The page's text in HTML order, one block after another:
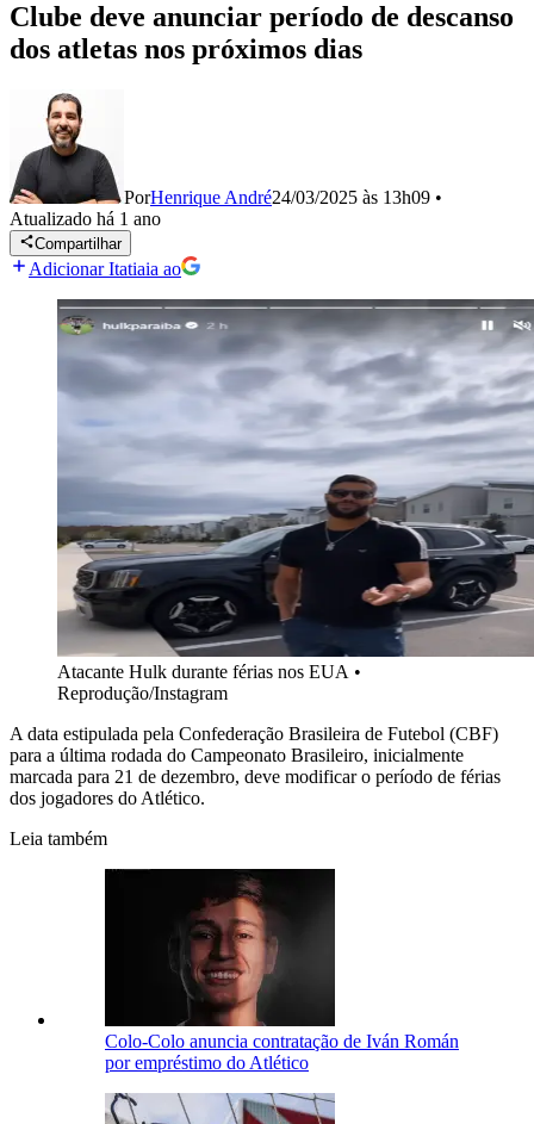
Clube deve anunciar período de descanso
dos atletas nos próximos dias
PorHenrique André24/03/2025 às 13h09 •
Atualizado há 1 ano
Compartilhar
Adicionar Itatiaia ao
Atacante Hulk durante férias nos EUA •
Reprodução/Instagram
A data estipulada pela Confederação Brasileira de Futebol (CBF)
para a última rodada do Campeonato Brasileiro, inicialmente
marcada para 21 de dezembro, deve modificar o período de férias
dos jogadores do Atlético.
Leia também
Colo-Colo anuncia contratação de Iván Román
por empréstimo do Atlético